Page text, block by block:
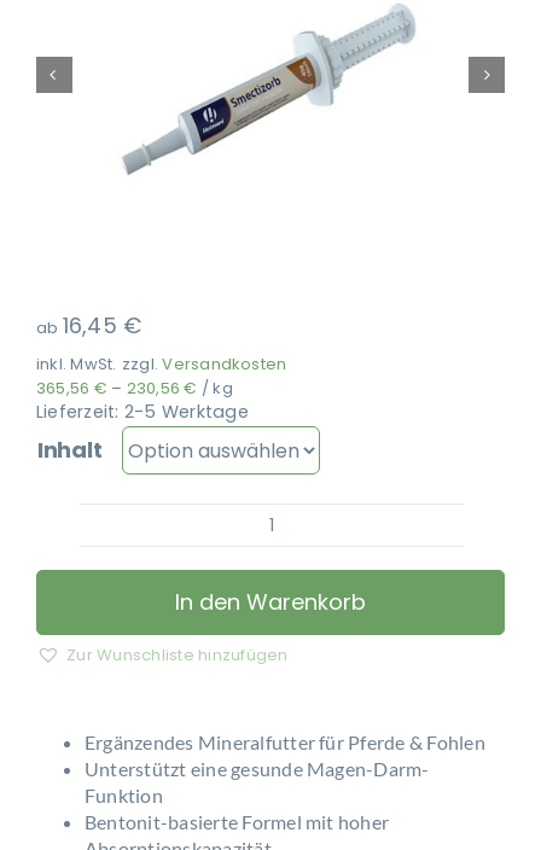
ab 16,45 €
inkl. MwSt. zzgl.Versandkosten
365,56 € – 230,56€ /kg
Lieferzeit: 2-5 Werktage
Inhalt
Hestevard
–
Smectizorb
Menge
In den Warenkorb
Zur Wunschliste hinzufügen
Ergänzendes Mineralfutter für Pferde & Fohlen
Unterstützt eine gesunde Magen-Darm-
Funktion
Bentonit-basierte Formel mit hoher